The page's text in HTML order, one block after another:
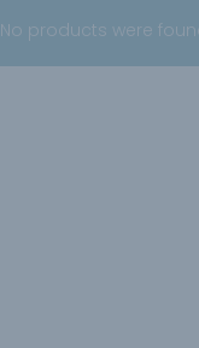
No products were